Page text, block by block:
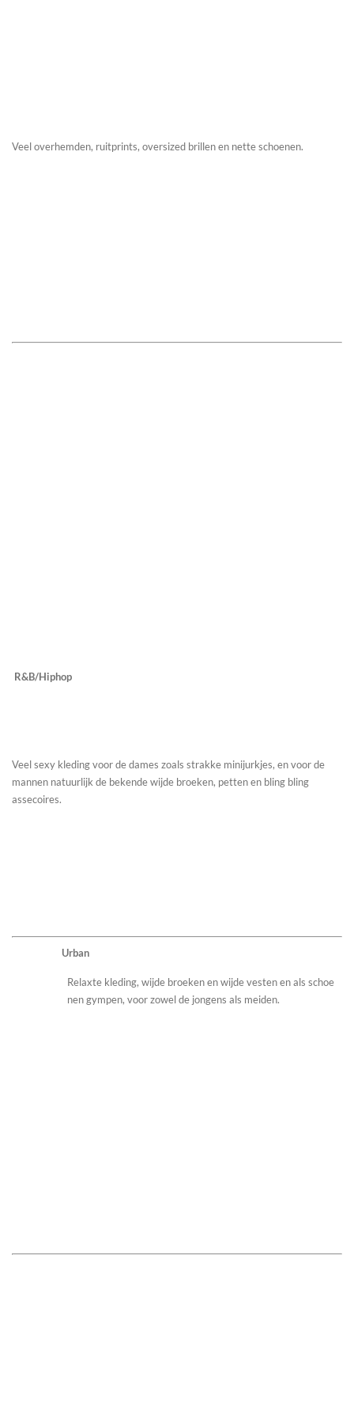
Veel overhemden, ruitprints, oversized brillen en nette schoenen.
R&B/Hiphop
Veel sexy kleding voor de dames zoals strakke minijurkjes, en voor de
mannen natuurlijk de bekende wijde broeken, petten en bling bling
assecoires.
Urban
Relaxte kleding, wijde broeken en wijde vesten en als schoe
nen gympen, voor zowel de jongens als meiden.